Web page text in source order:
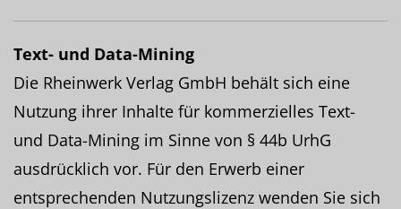
Text- und Data-Mining
Die Rheinwerk Verlag GmbH behält sich eine
Nutzung ihrer Inhalte für kommerzielles Text-
und Data-Mining im Sinne von § 44b UrhG
ausdrücklich vor. Für den Erwerb einer
entsprechenden Nutzungslizenz wenden Sie sich